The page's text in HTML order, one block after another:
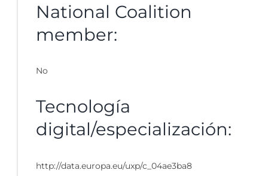
National Coalition
member:
No
Tecnología
digital/especialización:
http://data.europa.eu/uxp/c_04ae3ba8